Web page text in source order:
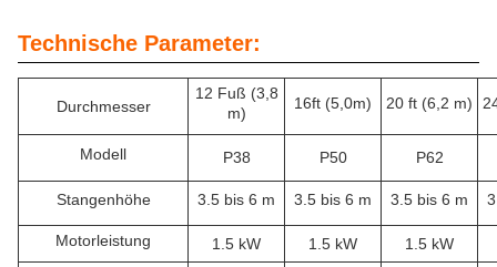
Technische Parameter:
Durchmesser
12 Fuß (3,8
m)
16ft (5,0m) 20 ft (6,2 m)
Modell P38 P50 P62
Stangenhöhe 3.5 bis 6 m 3.5 bis 6 m 3.5 bis 6 m
Motorleistung 1.5 kW 1.5 kW 1.5 kW